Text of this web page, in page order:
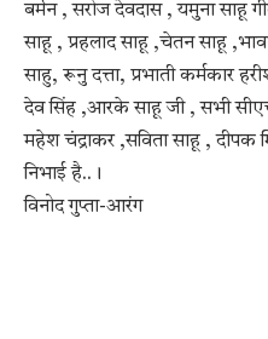
बर्मन , सरोज देवदास , यमुना साहू
साहू , प्रहलाद साहू ,चेतन साहू
साहु, रूनु दत्ता, प्रभाती कर्मकार
देव सिंह ,आरके साहू जी , सभी
महेश चंद्राकर ,सविता साहू , दीपक
निभाई है..।
विनोद गुप्ता-आरंग